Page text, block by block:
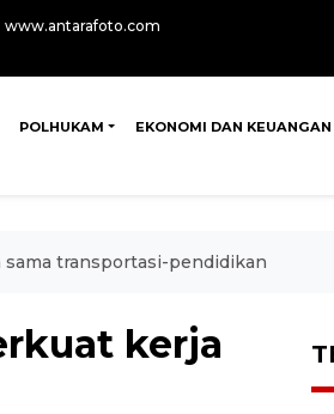
www.antarafoto.com
POLHUKAM EKONOMI DAN KEUANGAN
transportasi-pendidikan
kerja